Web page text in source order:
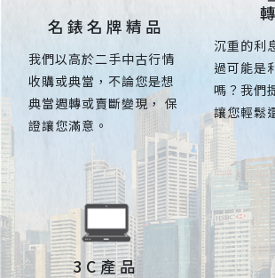
名錶名牌精品
我們以高於二手中古行情
收購或典當，不論您是想
典當週轉或賣斷變現， 保
證讓您滿意。
沉重的利
過可能是
嗎？我們
讓您輕鬆
3C產品